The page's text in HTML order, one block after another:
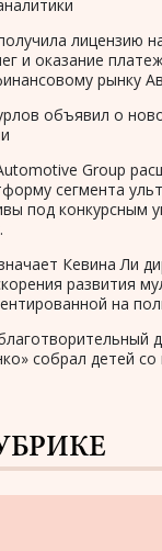
лицензию
и оказание
рынку
объявил о
Group
сегмента
под конкурсным
Кевина Ли
развития
на
собрал детей со